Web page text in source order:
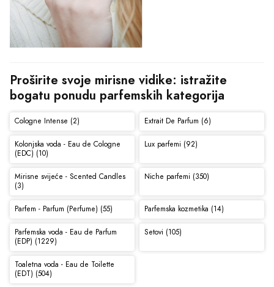
Proširite svoje mirisne vidike: istražite
bogatu ponudu parfemskih kategorija
Cologne Intense (2) Extrait De Parfum (6)
Kolonjska voda - Eau de Cologne
(EDC) (10)
Lux parfemi (92)
Mirisne svijeće - Scented Candles
(3)
Niche parfemi (350)
Parfem - Parfum (Perfume) (55) Parfemska kozmetika (14)
Parfemska voda - Eau de Parfum
(EDP) (1229)
Setovi (105)
Toaletna voda - Eau de Toilette
(EDT) (504)